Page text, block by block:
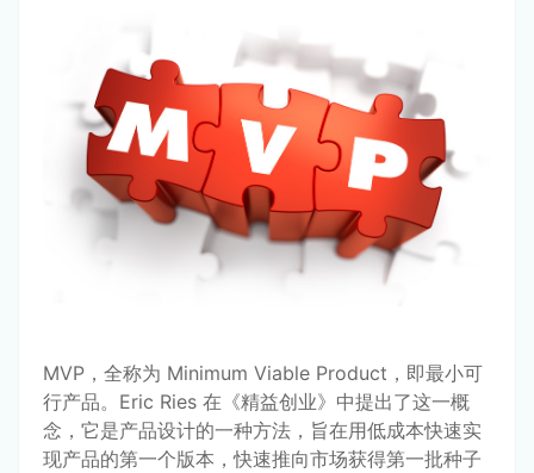
MVP，全称为 Minimum Viable Product，即最小可
行产品。Eric Ries 在《精益创业》中提出了这一概
念，它是产品设计的一种方法，旨在用低成本快速实
现产品的第一个版本，快速推向市场获得第一批种子